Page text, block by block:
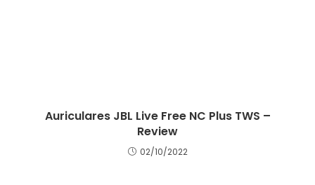
Auriculares JBL Live Free NC Plus TWS –
Review
02/10/2022